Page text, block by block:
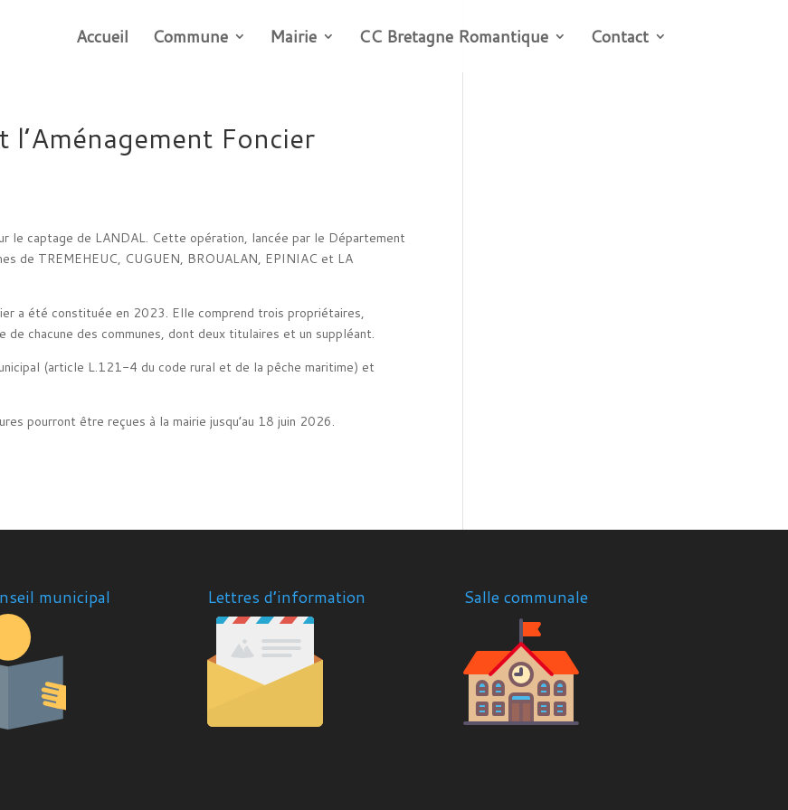
Accueil Commune Mairie CC Bretagne Romantique Contact
l’Aménagement Foncier
le captage de LANDAL. Cette opération, lancée par le Département
de TREMEHEUC, CUGUEN, BROUALAN, EPINIAC et LA
a été constituée en 2023. Elle comprend trois propriétaires,
chacune des communes, dont deux titulaires et un suppléant.
(article L.121-4 du code rural et de la pêche maritime) et
pourront être reçues à la mairie jusqu’au 18 juin 2026.
municipal Lettres d’information Salle communale